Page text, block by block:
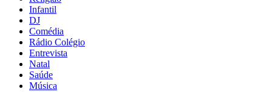
Infantil
DJ
Comédia
Rádio Colégio
Entrevista
Natal
Saúde
Música